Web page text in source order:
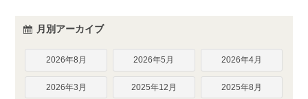
月別アーカイブ
2026年8月 2026年5月 2026年4月
2026年3月 2025年12月 2025年8月